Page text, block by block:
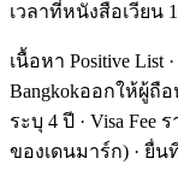
เวลาที่หนังสือเวียน
เนื้อหา Positive List
Bangkokออกให้ผู้ถื
ระบุ 4 ปี · Visa Fee
ของเดนมาร์ก) · ยื่น